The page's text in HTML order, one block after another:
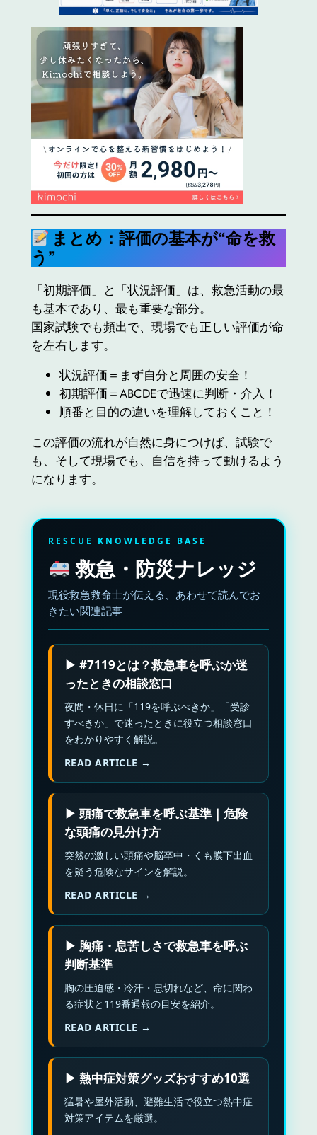
まとめ：評価の基本が“命を救
う”
「初期評価」と「状況評価」は、救急活動の最
も基本であり、最も重要な部分。
国家試験でも頻出で、現場でも正しい評価が命
を左右します。
状況評価＝まず自分と周囲の安全！
初期評価＝ABCDEで迅速に判断・介入！
順番と目的の違いを理解しておくこと！
この評価の流れが自然に身につけば、試験で
も、そして現場でも、自信を持って動けるよう
になります。
RESCUE KNOWLEDGE BASE
救急・防災ナレッジ
現役救急救命士が伝える、あわせて読んでお
きたい関連記事
▶ #7119とは？救急車を呼ぶか迷
ったときの相談窓口
夜間・休日に「119を呼ぶべきか」「受診
すべきか」で迷ったときに役立つ相談窓口
をわかりやすく解説。
READ ARTICLE →
▶ 頭痛で救急車を呼ぶ基準｜危険
な頭痛の見分け方
突然の激しい頭痛や脳卒中・くも膜下出血
を疑う危険なサインを解説。
READ ARTICLE →
▶ 胸痛・息苦しさで救急車を呼ぶ
判断基準
胸の圧迫感・冷汗・息切れなど、命に関わ
る症状と119番通報の目安を紹介。
READ ARTICLE →
▶ 熱中症対策グッズおすすめ10選
猛暑や屋外活動、避難生活で役立つ熱中症
対策アイテムを厳選。